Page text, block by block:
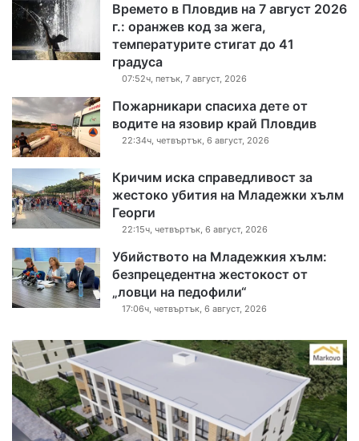
Времето в Пловдив на 7 август 2026
г.: оранжев код за жега,
температурите стигат до 41
градуса
07:52ч, петък, 7 август, 2026
Пожарникари спасиха дете от
водите на язовир край Пловдив
22:34ч, четвъртък, 6 август, 2026
Кричим иска справедливост за
жестоко убития на Младежки хълм
Георги
22:15ч, четвъртък, 6 август, 2026
Убийството на Младежкия хълм:
безпрецедентна жестокост от
„ловци на педофили“
17:06ч, четвъртък, 6 август, 2026